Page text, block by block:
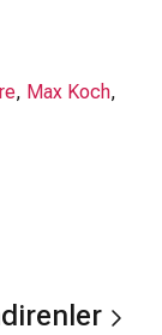
, Max Koch,
ABD